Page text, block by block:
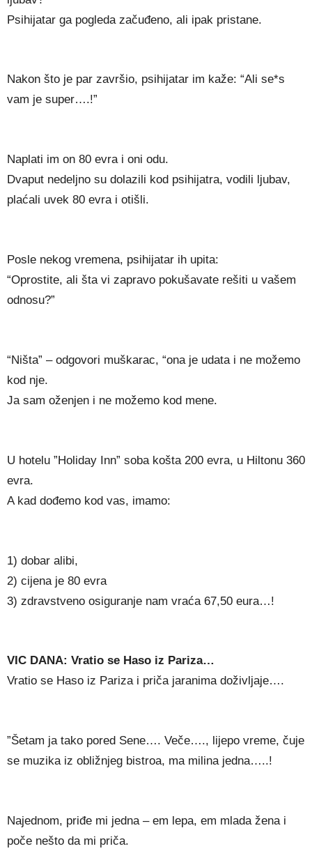
Psihijatar ga pogleda začuđeno, ali ipak pristane.
Nakon što je par završio, psihijatar im kaže: “Ali se*s
vam je super….!”
Naplati im on 80 evra i oni odu.
Dvaput nedeljno su dolazili kod psihijatra, vodili ljubav,
plaćali uvek 80 evra i otišli.
Posle nekog vremena, psihijatar ih upita:
“Oprostite, ali šta vi zapravo pokušavate rešiti u vašem
odnosu?”
“Ništa” – odgovori muškarac, “ona je udata i ne možemo
kod nje.
Ja sam oženjen i ne možemo kod mene.
U hotelu ”Holiday Inn” soba košta 200 evra, u Hiltonu 360
evra.
A kad dođemo kod vas, imamo:
1) dobar alibi,
2) cijena je 80 evra
3) zdravstveno osiguranje nam vraća 67,50 eura…!
VIC DANA: Vratio se Haso iz Pariza…
Vratio se Haso iz Pariza i priča jaranima doživljaje….
”Šetam ja tako pored Sene…. Veče…., lijepo vreme, čuje
se muzika iz obližnjeg bistroa, ma milina jedna…..!
Najednom, priđe mi jedna – em lepa, em mlada žena i
poče nešto da mi priča.